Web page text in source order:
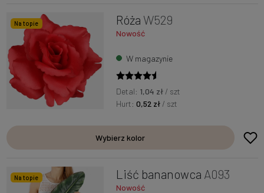
Na topie Róża W529
Nowość
W magazynie
Detal: 1,04 zł / szt
Hurt:0,52 zł / szt
Wybierz kolor
Na topie Liść bananowca A093
Nowość